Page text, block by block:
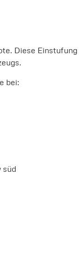
Diese Einstufung
bei: